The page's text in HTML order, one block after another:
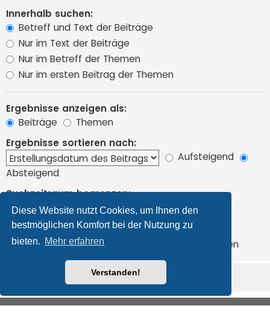
Diese Website nutzt Cookies, um Ihnen den
bestmöglichen Komfort bei der Nutzung zu
bieten. Mehr erfahren
Verstanden!
Innerhalb suchen:
Betreff und Text der Beiträge
Nur im Text der Beiträge
Nur im Betreff der Themen
Nur im ersten Beitrag der Themen
Ergebnisse anzeigen als:
Beiträge
Themen
Ergebnisse sortieren nach:
Aufsteigend
Absteigend
Suchzeitraum begrenzen:
Die ersten:
Zeichen der Beiträge anzeigen